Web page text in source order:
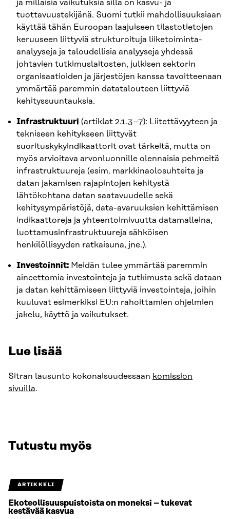
ja millaisia vaikutuksia sillä on kasvu- ja
tuottavuustekijänä. Suomi tutkii mahdollisuuksiaan
käyttää tähän Euroopan laajuiseen tilastotietojen
keruuseen liittyviä strukturoituja liiketoiminta-
analyyseja ja taloudellisia analyyseja yhdessä
johtavien tutkimuslaitosten, julkisen sektorin
organisaatioiden ja järjestöjen kanssa tavoitteenaan
ymmärtää paremmin datatalouteen liittyviä
kehityssuuntauksia.
Infrastruktuuri (artiklat 2.1.3–7): Liitettävyyteen ja
tekniseen kehitykseen liittyvät
suorituskykyindikaattorit ovat tärkeitä, mutta on
myös arvioitava arvonluonnille olennaisia pehmeitä
infrastruktuureja (esim. markkinaolosuhteita ja
datan jakamisen rajapintojen kehitystä
lähtökohtana datan saatavuudelle sekä
kehitysympäristöjä, data-avaruuksien kehittämisen
indikaattoreja ja yhteentoimivuutta datamalleina,
luottamusinfrastruktuureja sähköisen
henkilöllisyyden ratkaisuna, jne.).
Investoinnit: Meidän tulee ymmärtää paremmin
aineettomia investointeja ja tutkimusta sekä dataan
ja datan kehittämiseen liittyviä investointeja, joihin
kuuluvat esimerkiksi EU:n rahoittamien ohjelmien
jakelu, käyttö ja vaikutukset.
Lue lisää
Sitran lausunto kokonaisuudessaan komission
sivuilla.
Tutustu myös
ARTIKKELI
Ekoteollisuuspuistoista on moneksi – tukevat
kestävää kasvua